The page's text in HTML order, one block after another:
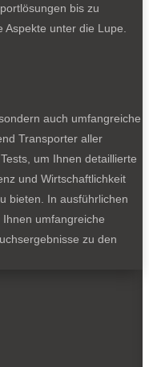
bis zu
unter die Lupe.
auch umfangreiche
Transporter aller
um Ihnen detaillierte
und Wirtschaftlichkeit
bieten. In ausführlichen
umfangreiche
zu den